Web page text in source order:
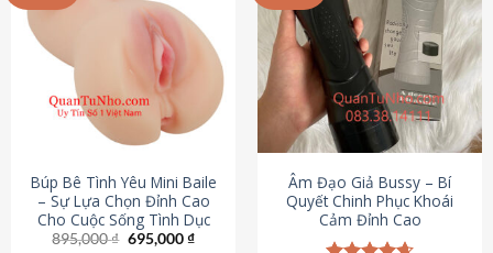
biến
thể.
chọn
thể
chọn
trên
trang
Búp Bê Tình Yêu Mini Baile
– Sự Lựa Chọn Đỉnh Cao
Cho Cuộc Sống Tình Dục
895,000₫ Giá
695,000₫Giá
Âm Đạo Giả Bussy – Bí
Quyết Chinh Phục Khoái
Cảm Đỉnh Cao